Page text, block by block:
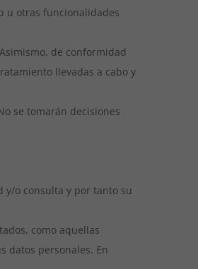
u otras funcionalidades
Asimismo, de conformidad
llevadas a cabo y
se tomarán decisiones
y/o consulta y por tanto su
como aquellas
datos personales. En